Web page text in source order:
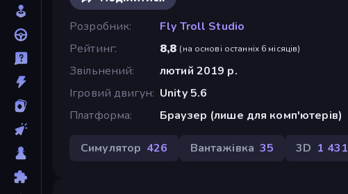
Розробник
Fly Troll Studio
Рейтинг
8,8 (на основі останніх 6 місяців)
Звільнений
лютий 2019 р.
Ігровий двигун Unity 5.6
Платформа
Браузер (лише для комп'ютерів)
Симулятор 426 Вантажівка 35 3D 1 431